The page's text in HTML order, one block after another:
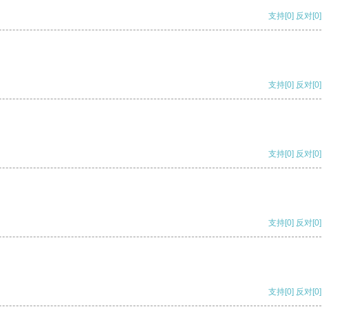
支持[0] 反对[0]
支持[0] 反对[0]
支持[0] 反对[0]
支持[0] 反对[0]
支持[0] 反对[0]